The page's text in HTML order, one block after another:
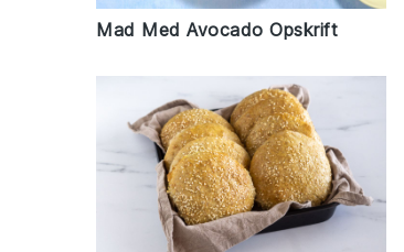
Mad Med Avocado Opskrift